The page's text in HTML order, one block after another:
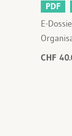
PDF
E-
CHF